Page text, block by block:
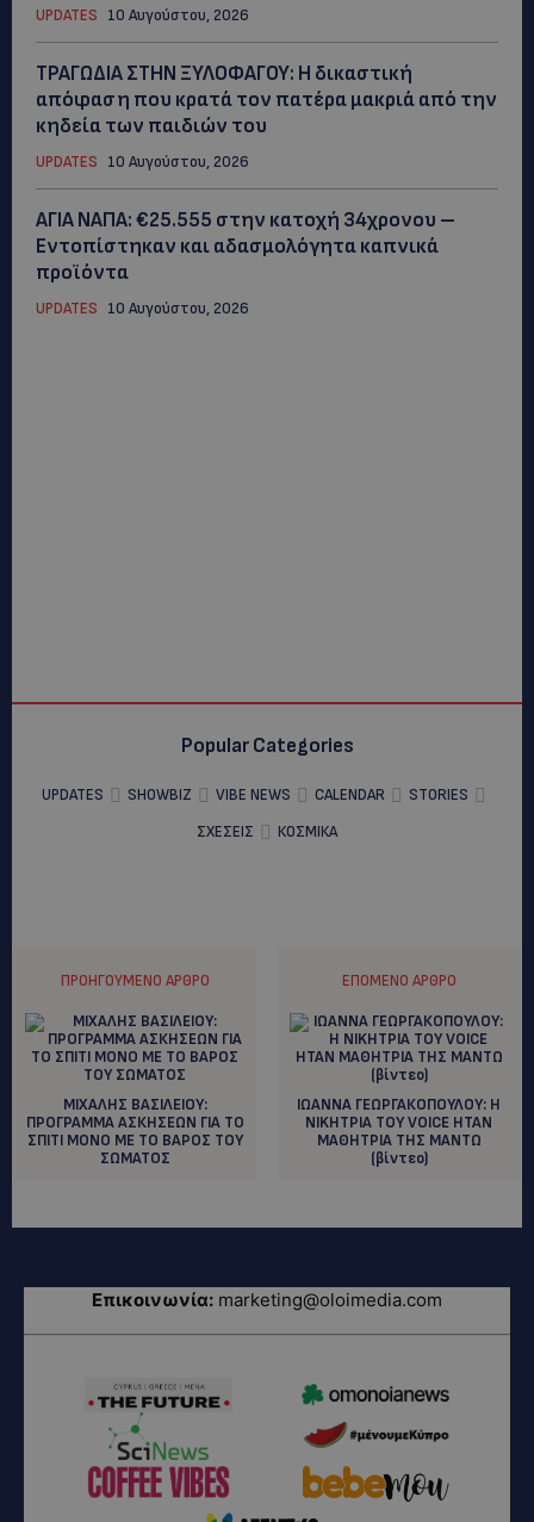
UPDATES 10 Αυγούστου, 2026
ΤΡΑΓΩΔΙΑ ΣΤΗΝ ΞΥΛΟΦΑΓΟΥ: Η δικαστική
απόφαση που κρατά τον πατέρα μακριά από την
κηδεία των παιδιών του
UPDATES 10 Αυγούστου, 2026
ΑΓΙΑ ΝΑΠΑ: €25.555 στην κατοχή 34χρονου –
Εντοπίστηκαν και αδασμολόγητα καπνικά
προϊόντα
UPDATES 10 Αυγούστου, 2026
Popular Categories
UPDATES SHOWBIZ VIBE NEWS CALENDAR
STORIES
ΣΧΕΣΕΙΣ
ΚΟΣΜΙΚΑ
ΠΡΟΗΓΟΎΜΕΝΟ ΆΡΘΡΟ
ΜΙΧΑΛΗΣ ΒΑΣΙΛΕΙΟΥ:
ΠΡΟΓΡΑΜΜΑ ΑΣΚΗΣΕΩΝ ΓΙΑ ΤΟ
ΣΠΙΤΙ ΜΟΝΟ ΜΕ ΤΟ ΒΑΡΟΣ ΤΟΥ
ΣΩΜΑΤΟΣ
ΕΠΌΜΕΝΟ ΆΡΘΡΟ
IΩΑΝΝΑ ΓΕΩΡΓΑΚΟΠΟΥΛΟΥ: H
NIKHTΡΙΑ ΤΟΥ VOICE ΗΤΑΝ
ΜΑΘΗΤΡΙΑ ΤΗΣ ΜΑΝΤΩ
(βίντεο)
Επικοινωνία: marketing@oloimedia.com